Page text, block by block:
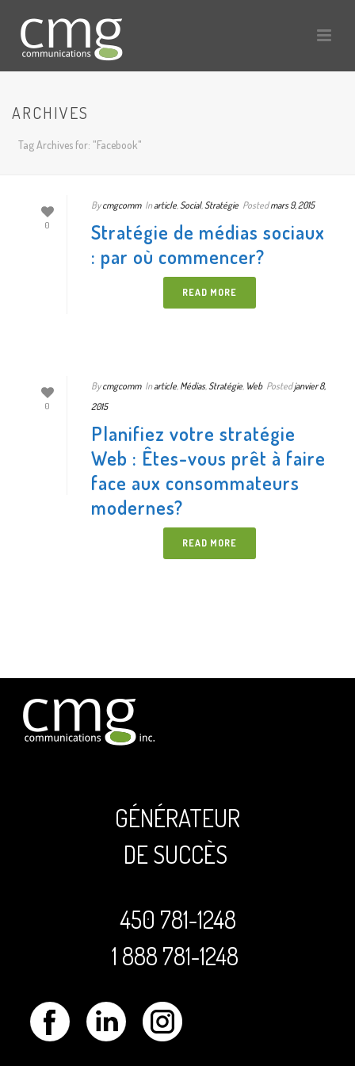
ARCHIVES
Tag Archives for: "Facebook"
0
By cmgcomm Inarticle,Social,Stratégie Postedmars 9, 2015
Stratégie de médias sociaux
: par où commencer?
READ MORE
0
By cmgcomm Inarticle, Médias,Stratégie, Web Postedjanvier 8,
2015
Planifiez votre stratégie
Web : Êtes-vous prêt à faire
face aux consommateurs
modernes?
READ MORE
GÉNÉRATEUR
DE SUCCÈS
450 781-1248
1 888 781-1248